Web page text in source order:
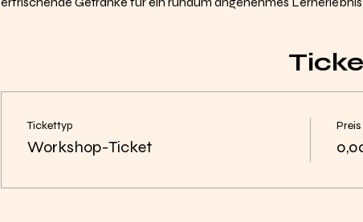
Tickettyp
Workshop-Ticket
Preis